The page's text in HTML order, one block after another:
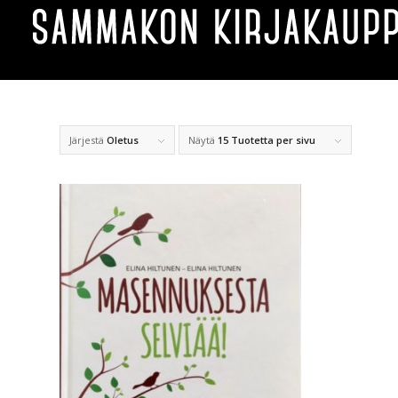
Järjestä Oletus Näytä 15 Tuotetta per sivu